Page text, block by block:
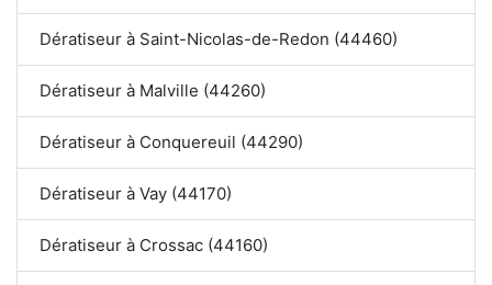
Dératiseur à Saint-Nicolas-de-Redon (44460)
Dératiseur à Malville (44260)
Dératiseur à Conquereuil (44290)
Dératiseur à Vay (44170)
Dératiseur à Crossac (44160)